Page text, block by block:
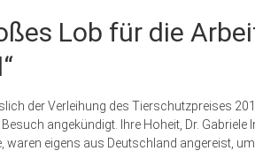
Lob für die
der Verleihung des Tierschutzpreises
angekündigt. Ihre Hoheit, Dr.
waren eigens aus Deutschland angereist,